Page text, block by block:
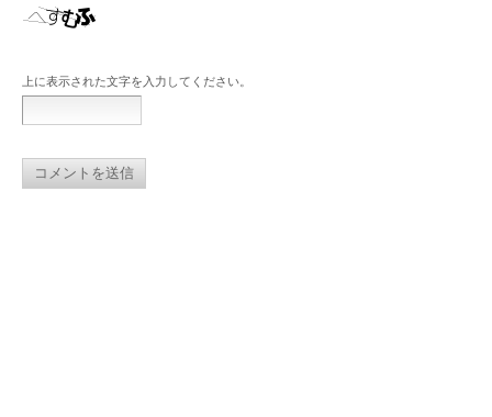
上に表示された文字を入力してください。